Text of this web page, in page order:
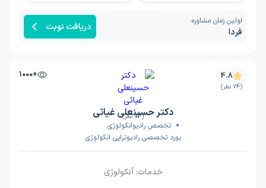
اولین زمان مشاوره:
فردا دریافت نوبت
(74 نظر)
+1000 4.8
(74 نظر)
دکتر حسینعلی غیاثی
تخصص رادیوانکولوژی
بورد تخصصی رادیوتراپی انکولوژی
خدمات:آنکولوژی